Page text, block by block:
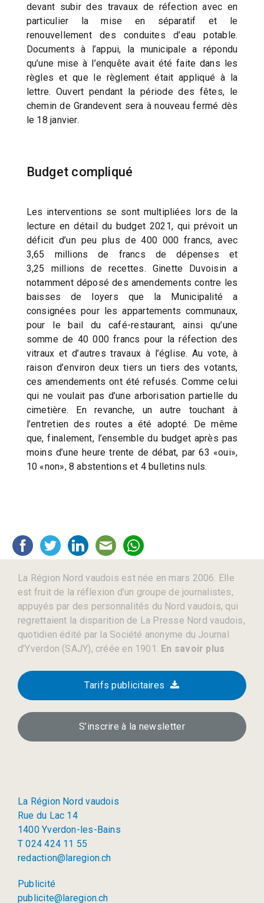
devant subir des travaux de réfection avec en
particulier la mise en séparatif et le
renouvellement des conduites d’eau potable.
Documents à l’appui, la municipale a répondu
qu’une mise à l’enquête avait été faite dans les
règles et que le règlement était appliqué à la
lettre. Ouvert pendant la période des fêtes, le
chemin de Grandevent sera à nouveau fermé dès
le 18 janvier.
Budget compliqué
Les interventions se sont multipliées lors de la
lecture en détail du budget 2021, qui prévoit un
déficit d’un peu plus de 400 000 francs, avec
3,65 millions de francs de dépenses et
3,25 millions de recettes. Ginette Duvoisin a
notamment déposé des amendements contre les
baisses de loyers que la Municipalité a
consignées pour les appartements communaux,
pour le bail du café-restaurant, ainsi qu’une
somme de 40 000 francs pour la réfection des
vitraux et d’autres travaux à l’église. Au vote, à
raison d’environ deux tiers un tiers des votants,
ces amendements ont été refusés. Comme celui
qui ne voulait pas d’une arborisation partielle du
cimetière. En revanche, un autre touchant à
l’entretien des routes a été adopté. De même
que, finalement, l’ensemble du budget après pas
moins d’une heure trente de débat, par 63 «oui»,
10 «non», 8 abstentions et 4 bulletins nuls.
La Région Nord vaudois est née en mars 2006. Elle
est fruit de la réflexion d’un groupe de journalistes,
appuyés par des personnalités du Nord vaudois, qui
regrettaient la disparition de La Presse Nord vaudois,
quotidien édité par la Société anonyme du Journal
d’Yverdon (SAJY), créée en 1901. En savoir plus
Tarifs publicitaires
S’inscrire à la newsletter
La Région Nord vaudois
Rue du Lac 14
1400 Yverdon-les-Bains
T 024 424 11 55
redaction@laregion.ch
Publicité
publicite@laregion.ch